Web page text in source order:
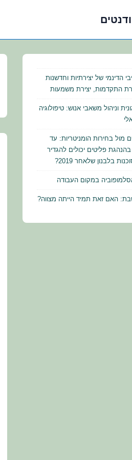
הדינמי של יצירתיות וחדשנות
התקדמות, יצירת משמעות
וניהול משאבי אנוש: טיפולוגיה
מול בחירות הומניטריות: עד
פליטים יכולים להגדיר
בלבנון שלאחר 2019?
במקום העבודה
האם זאת תמיד הייתה מצווה?